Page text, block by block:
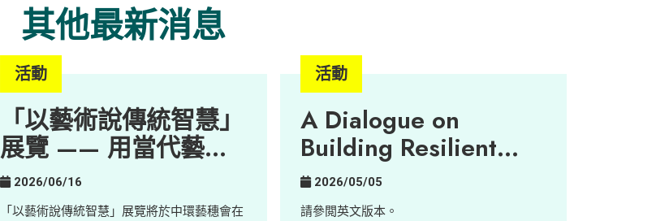
其他最新消息
活動
「以藝術說傳統智慧」
展覽 —— 用當代藝
術，重塑百年鄉郊的新
想像
2026/06/16
「以藝術說傳統智慧」展覽將於中環藝穗會在
活動
A Dialogue on
Building Resilient
Urban-Rural
Partnerships
2026/05/05
請參閲英文版本。